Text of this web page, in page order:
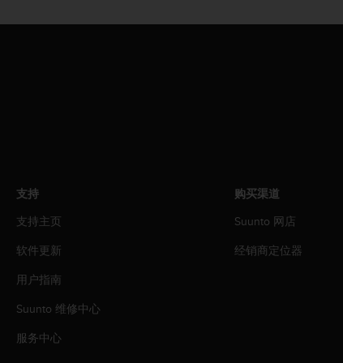
免
支持
支持主页
软件更新
用户指南
Suunto 维修中心
服务中心
购买渠道
Suunto 网店
经销商定位器